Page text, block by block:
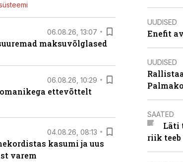
06.08.26, 13:07
maksuvõlglased
06.08.26, 10:29
omanikega ettevõttelt
04.08.26, 08:13
kasumi ja uus
varem
UUDISED
Enefit
UUDISED
SAATED
Läti
riik